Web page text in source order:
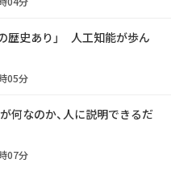
歴史あり」 人工知能が歩ん
05分
何なのか、人に説明できるだ
07分